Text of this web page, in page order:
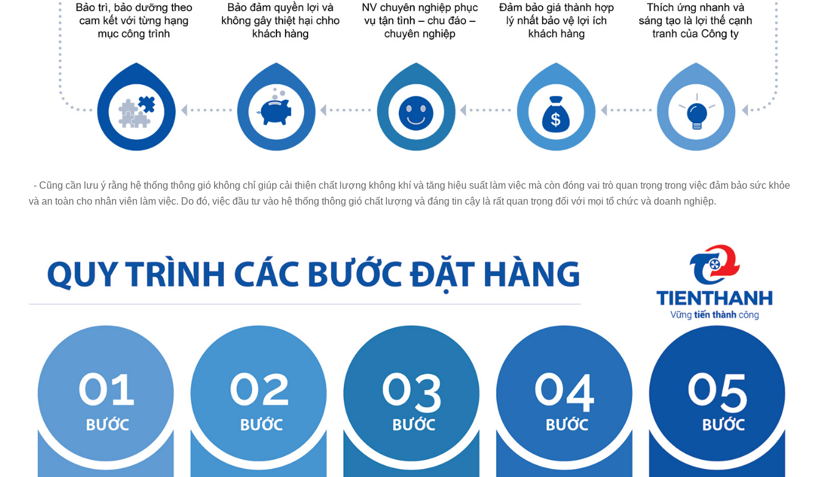
- Cũng cần lưu ý rằng hệ thống thông gió không chỉ giúp cải thiện chất lượng không khí và tăng hiệu suất làm việc mà còn đóng vai trò quan trọng trong việc đảm bảo sức khỏe
và an toàn cho nhân viên làm việc. Do đó, việc đầu tư vào hệ thống thông gió chất lượng và đáng tin cậy là rất quan trọng đối với mọi tổ chức và doanh nghiệp.